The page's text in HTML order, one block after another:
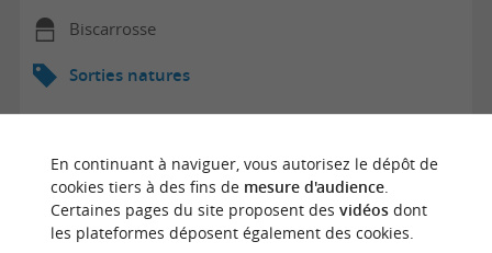
Biscarrosse
Sorties natures
En continuant à naviguer, vous autorisez le dépôt de
cookies tiers à des fins de mesure d'audience.
Certaines pages du site proposent des vidéosdont
les plateformes déposent également des cookies.